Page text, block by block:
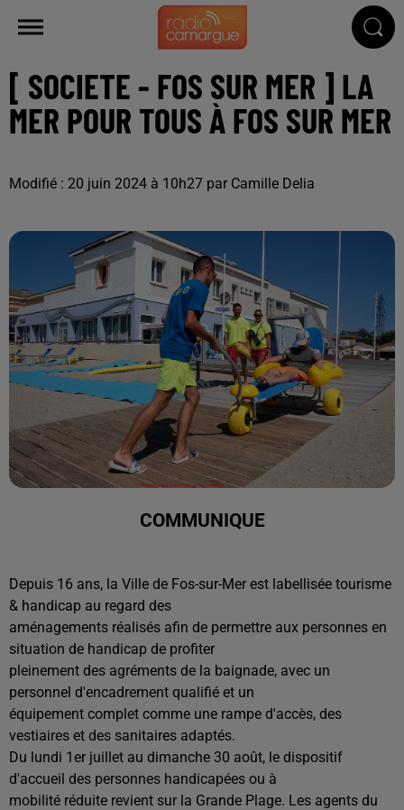
[ SOCIETE - FOS SUR MER ] LA
MER POUR TOUS À FOS SUR MER
Modifié : 20 juin 2024 à 10h27 par Camille Delia
COMMUNIQUE
Depuis 16 ans, la Ville de Fos-sur-Mer est labellisée tourisme
& handicap au regard des
aménagements réalisés afin de permettre aux personnes en
situation de handicap de profiter
pleinement des agréments de la baignade, avec un
personnel d'encadrement qualifié et un
équipement complet comme une rampe d'accès, des
vestiaires et des sanitaires adaptés.
Du lundi 1er juillet au dimanche 30 août, le dispositif
d'accueil des personnes handicapées ou à
mobilité réduite revient sur la Grande Plage. Les agents du